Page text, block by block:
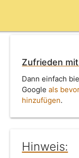
Zufrieden
Dann einfach
Googleals
hinzufügen.
Hinweis: